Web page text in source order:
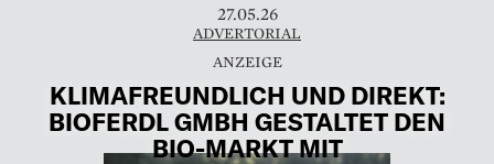
27.05.26
ADVERTORIAL
KLIMAFREUNDLICH UND DIREKT:
BIOFERDL GMBH GESTALTET DEN
BIO-MARKT MIT